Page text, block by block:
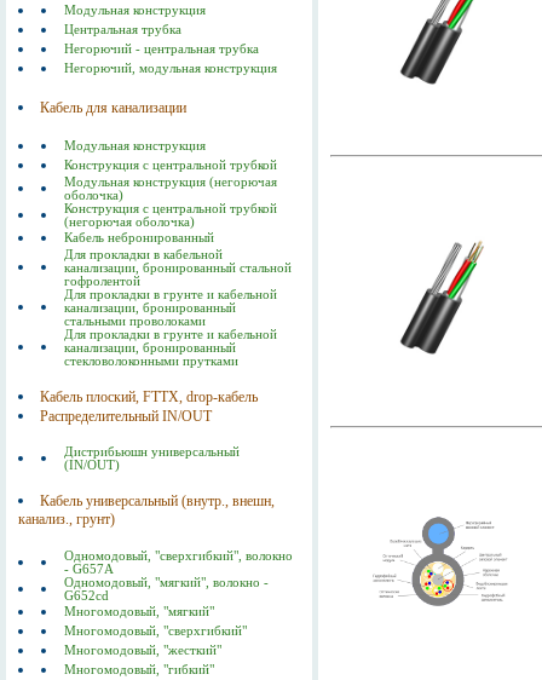
Модульная конструкция
Центральная трубка
Негорючий - центральная трубка
Негорючий, модульная конструкция
Кабель для канализации
Модульная конструкция
Конструкция с центральной трубкой
Модульная конструкция (негорючая
оболочка)
Конструкция с центральной трубкой
(негорючая оболочка)
Кабель небронированный
Для прокладки в кабельной
канализации, бронированный стальной
гофролентой
Для прокладки в грунте и кабельной
канализации, бронированный
стальными проволоками
Для прокладки в грунте и кабельной
канализации, бронированный
стекловолоконными прутками
Кабель плоский, FTTX, drop-кабель
Распределительный IN/OUT
Дистрибьюшн универсальный
(IN/OUT)
Кабель универсальный (внутр., внешн,
канализ., грунт)
Одномодовый, "сверхгибкий", волокно
- G657A
Одномодовый, "мягкий", волокно -
G652cd
Многомодовый, "мягкий"
Многомодовый, "сверхгибкий"
Многомодовый, "жесткий"
Многомодовый, "гибкий"